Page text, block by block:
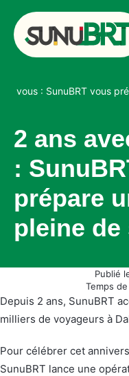
vous : SunuBRT vous
2 ans
:
prépare
pleine
Publié
Temps
Depuis 2 ans, SunuBRT
milliers de voyageurs à
Pour célébrer cet
SunuBRT lance une